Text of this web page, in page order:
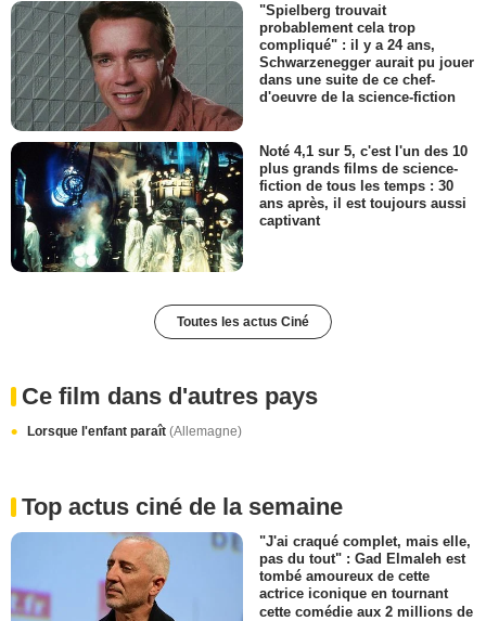
"Spielberg trouvait
probablement cela trop
compliqué" : il y a 24 ans,
Schwarzenegger aurait pu jouer
dans une suite de ce chef-
d'oeuvre de la science-fiction
Noté 4,1 sur 5, c'est l'un des 10
plus grands films de science-
fiction de tous les temps : 30
ans après, il est toujours aussi
captivant
Toutes les actus Ciné
Ce film dans d'autres pays
Lorsque l'enfant paraît (Allemagne)
Top actus ciné de la semaine
"J'ai craqué complet, mais elle,
pas du tout" : Gad Elmaleh est
tombé amoureux de cette
actrice iconique en tournant
cette comédie aux 2 millions de